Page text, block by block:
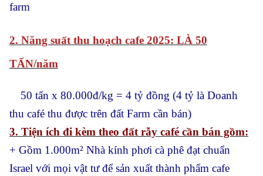
farm
2. Năng suất thu hoạch cafe 2025: LÀ 50
TẤN/năm
50 tấn x 80.000đ/kg = 4 tỷ đồng (4 tỷ là Doanh
thu café thu được trên đất Farm cần bán)
3. Tiện ích đi kèm theo đất rẫy café cần bán gồm:
+ Gồm 1.000m² Nhà kính phơi cà phê đạt chuẩn
Israel với mọi vật tư để sản xuất thành phẩm cafe